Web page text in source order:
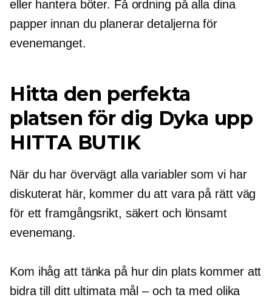
eller hantera böter. Få ordning på alla dina
papper innan du planerar detaljerna för
evenemanget.
Hitta den perfekta
platsen för dig Dyka upp
HITTA BUTIK
När du har övervägt alla variabler som vi har
diskuterat här, kommer du att vara på rätt väg
för ett framgångsrikt, säkert och lönsamt
evenemang.
Kom ihåg att tänka på hur din plats kommer att
bidra till ditt ultimata mål – och ta med olika